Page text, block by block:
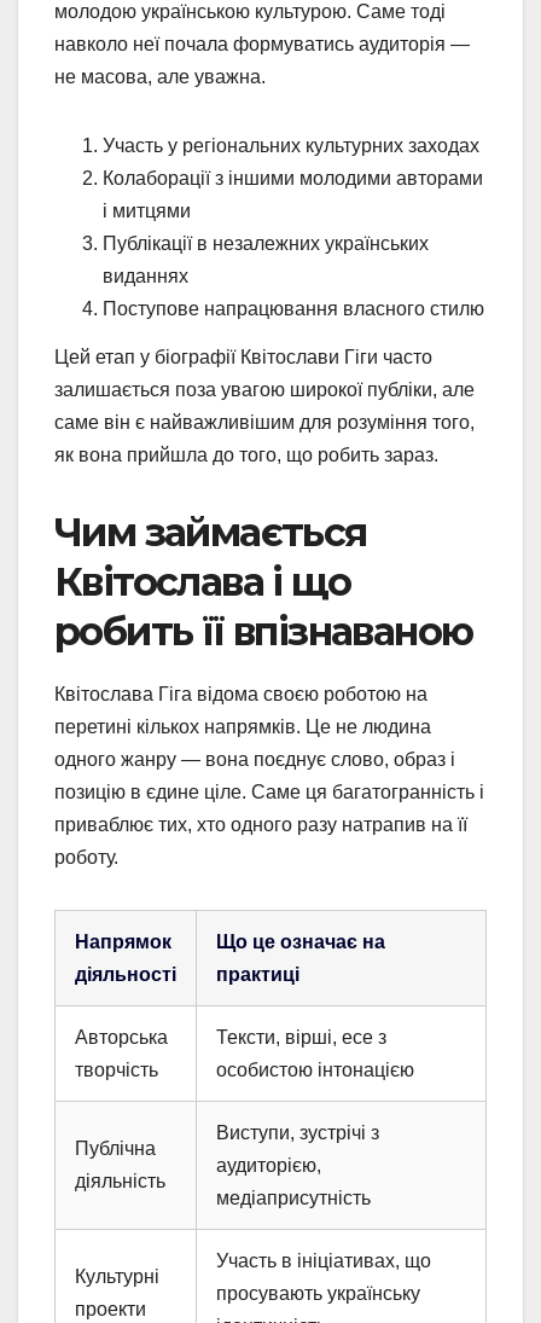
молодою українською культурою. Саме тоді
навколо неї почала формуватись аудиторія —
не масова, але уважна.
Участь у регіональних культурних заходах
Колаборації з іншими молодими авторами
і митцями
Публікації в незалежних українських
виданнях
Поступове напрацювання власного стилю
Цей етап у біографії Квітослави Гіги часто
залишається поза увагою широкої публіки, але
саме він є найважливішим для розуміння того,
як вона прийшла до того, що робить зараз.
Чим займається
Квітослава і що
робить її впізнаваною
Квітослава Гіга відома своєю роботою на
перетині кількох напрямків. Це не людина
одного жанру — вона поєднує слово, образ і
позицію в єдине ціле. Саме ця багатогранність і
приваблює тих, хто одного разу натрапив на її
роботу.
Напрямок
діяльності
Що це означає на
практиці
Авторська
творчість
Тексти, вірші, есе з
особистою інтонацією
Публічна
діяльність
Виступи, зустрічі з
аудиторією,
медіаприсутність
Культурні
проекти
Участь в ініціативах, що
просувають українську